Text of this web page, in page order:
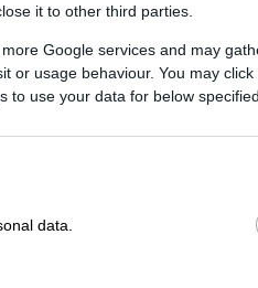
it to other third parties.
Google services and may
or usage behaviour. You may
to use your data for below
data.
νέοκορονοϊό,
, ανακοίνωσε σήμερα
έως
είπε ο
κάθε